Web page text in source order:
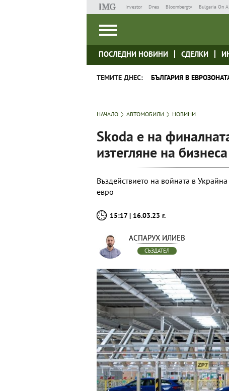
Investor Dnes Bloombergtv Bulgaria On
ПОСЛЕДНИ НОВИНИ СДЕЛКИ
ТЕМИТЕ ДНЕС: БЪЛГАРИЯ В
НАЧАЛО АВТОМОБИЛИ НОВИНИ
Skoda е на
изтегляне на
Въздействието на войната в
евро
15:17 | 16.03.23 г.
АСПАРУХ ИЛИЕВ
СЪЗДАТЕЛ